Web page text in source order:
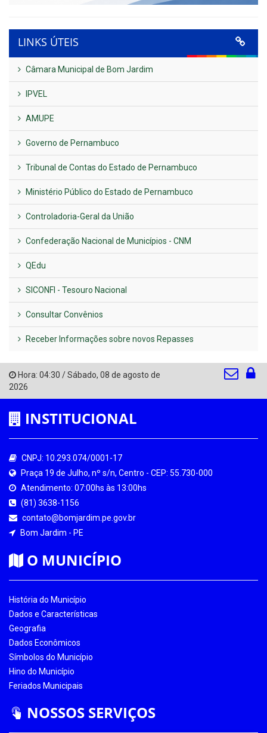
LINKS ÚTEIS
Câmara Municipal de Bom Jardim
IPVEL
AMUPE
Governo de Pernambuco
Tribunal de Contas do Estado de Pernambuco
Ministério Público do Estado de Pernambuco
Controladoria-Geral da União
Confederação Nacional de Municípios - CNM
QEdu
SICONFI - Tesouro Nacional
Consultar Convênios
Receber Informações sobre novos Repasses
Hora: 04:30 /Sábado, 08 de agosto de
2026
INSTITUCIONAL
CNPJ: 10.293.074/0001-17
Praça 19 de Julho, nº s/n, Centro - CEP: 55.730-000
Atendimento: 07:00hs às 13:00hs
(81) 3638-1156
contato@bomjardim.pe.gov.br
Bom Jardim - PE
O MUNICÍPIO
História do Município
Dados e Características
Geografia
Dados Econômicos
Símbolos do Município
Hino do Município
Feriados Municipais
NOSSOS SERVIÇOS